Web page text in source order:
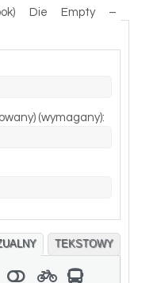
Die Empty –
(wymagany):
TEKSTOWY